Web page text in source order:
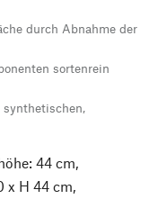
durch Abnahme der
sortenrein
synthetischen,
44 cm,
x H 44 cm,